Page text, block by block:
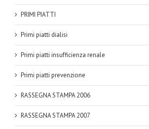
PRIMI PIATTI
Primi piatti dialisi
Primi piatti insufficienza renale
Primi piatti prevenzione
RASSEGNA STAMPA 2006
RASSEGNA STAMPA 2007